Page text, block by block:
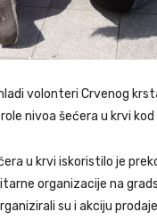
volonteri Crvenog
nivoa šećera u krvi
u krvi iskoristilo je
organizacije na
su i akciju